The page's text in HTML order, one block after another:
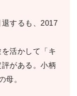
するも、2017
活かして「キ
がある。小柄
母。